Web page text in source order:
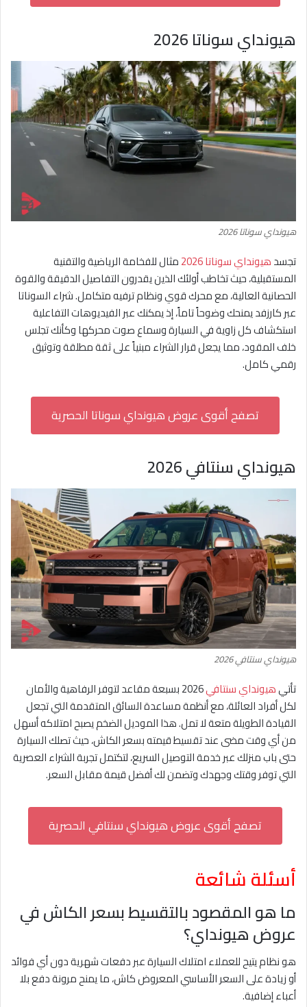
هيونداي سوناتا 2026
هيونداي سوناتا 2026
تجسدهيونداي سوناتا 2026
مثال للفخامة الرياضية والتقنية
المستقبلية، حيث تخاطب أولئك الذين يقدرون التفاصيل الدقيقة والقوة
الحصانية العالية، مع محرك قوي ونظام ترفيه متكامل. شراء السوناتا
عبر كارزفد يمنحك وضوحاً تاماً، إذ يمكنك عبر الفيديوهات التفاعلية
استكشاف كل زاوية في السيارة وسماع صوت محركها وكأنك تجلس
خلف المقود، مما يجعل قرار الشراء مبنياً على ثقة مطلقة وتوثيق
رقمي كامل.
تصفح أقوى عروض هيونداي سوناتا الحصرية
هيونداي سنتافي 2026
هيونداي سنتافي 2026
تأتيهيونداي سنتافي
2026 بسبعة مقاعد لتوفر الرفاهية والأمان
لكل أفراد العائلة، مع أنظمة مساعدة السائق المتقدمة التي تجعل
القيادة الطويلة متعة لا تمل. هذا الموديل الضخم يصبح امتلاكه أسهل
من أي وقت مضى عند تقسيط قيمته بسعر الكاش، حيث تصلك السيارة
حتى باب منزلك عبر خدمة التوصيل السريع، لتكتمل تجربة الشراء العصرية
التي توفر وقتك وجهدك وتضمن لك أفضل قيمة مقابل السعر.
تصفح أقوى عروض هيونداي سنتافي الحصرية
أسئلة شائعة
ما هو المقصود بالتقسيط بسعر الكاش في
عروض هيونداي؟
هو نظام يتيح للعملاء امتلاك السيارة عبر دفعات شهرية دون أي فوائد
أو زيادة على السعر الأساسي المعروض كاش، ما يمنح مرونة دفع بلا
أعباء إضافية.